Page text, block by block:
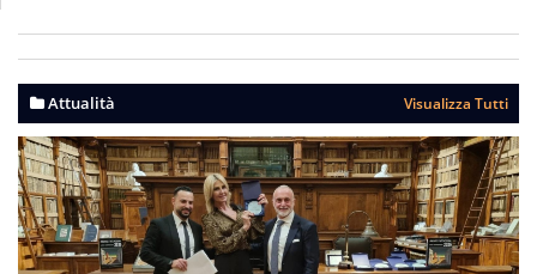
Attualità Visualizza Tutti